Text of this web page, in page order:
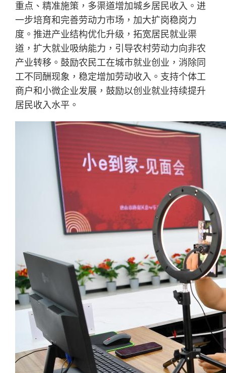
重点、精准施策，多渠道增加城乡居民收入。进
一步培育和完善劳动力市场，加大扩岗稳岗力
度。推进产业结构优化升级，拓宽居民就业渠
道，扩大就业吸纳能力，引导农村劳动力向非农
产业转移。鼓励农民工在城市就业创业，消除同
工不同酬现象，稳定增加劳动收入。支持个体工
商户和小微企业发展，鼓励以创业就业持续提升
居民收入水平。